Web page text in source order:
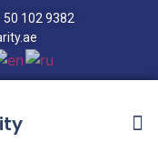
50 102 9382